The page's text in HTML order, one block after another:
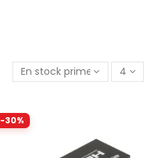
En stock primero 4
-30%